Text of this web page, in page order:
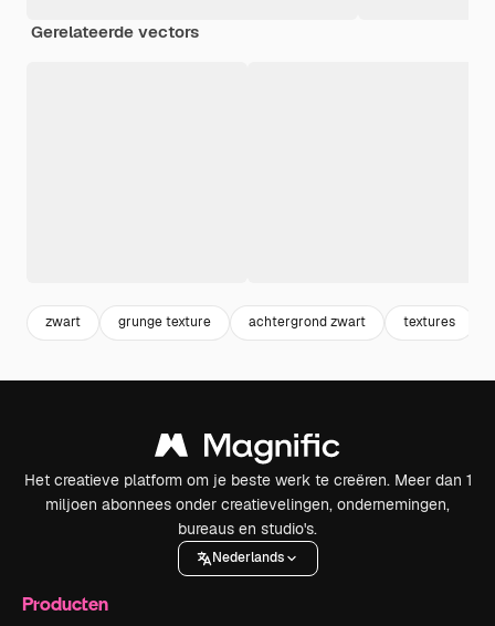
Gerelateerde vectors
zwart grunge texture achtergrond zwart textures
Het creatieve platform om je beste werk te creëren. Meer dan 1
miljoen abonnees onder creatievelingen, ondernemingen,
bureaus en studio's.
Nederlands
Producten